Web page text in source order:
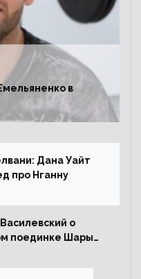
в
Дана Уайт
про Нганну
о
поединке Шары